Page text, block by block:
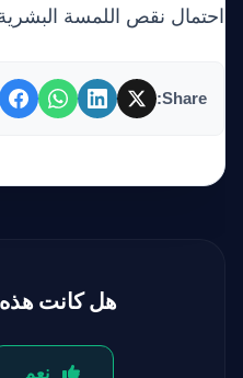
احتمال نقص اللمسة
Share:
هل كانت هذه
نعم